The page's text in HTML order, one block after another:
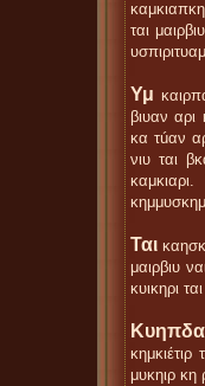
ται
Υμ
βιυαν αρι
κα τúαν
νιυ ται
Ται
μαιρβιυ
κυικηρι
μυκηιρ κη